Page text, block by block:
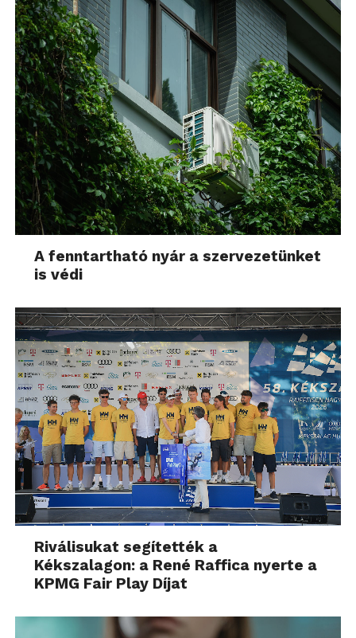
A fenntartható nyár a szervezetünket
is védi
Riválisukat segítették a
Kékszalagon: a René Raffica nyerte a
KPMG Fair Play Díjat